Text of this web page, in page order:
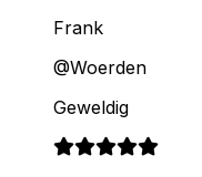
Frank
@Woerden
Geweldig